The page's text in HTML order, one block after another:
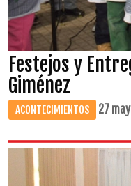
Festejos y
Giménez
ACONTECIMIENTOS 27